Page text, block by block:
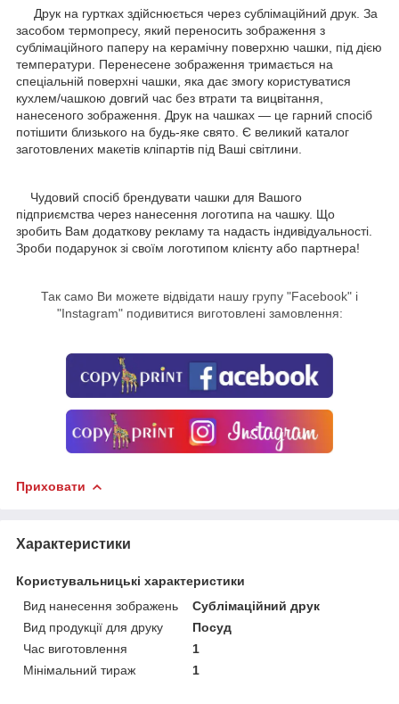
Друк на гуртках здійснюється через сублімаційний друк. За
засобом термопресу, який переносить зображення з
сублімаційного паперу на керамічну поверхню чашки, під дією
температури. Перенесене зображення тримається на
спеціальній поверхні чашки, яка дає змогу користуватися
кухлем/чашкою довгий час без втрати та вицвітання,
нанесеного зображення. Друк на чашках — це гарний спосіб
потішити близького на будь-яке свято. Є великий каталог
заготовлених макетів кліпартів під Ваші світлини.
Чудовий спосіб брендувати чашки для Вашого
підприємства через нанесення логотипа на чашку. Що
зробить Вам додаткову рекламу та надасть індивідуальності.
Зроби подарунок зі своїм логотипом клієнту або партнера!
Так само Ви можете відвідати нашу групу "Facebook" і
"Instagram" подивитися виготовлені замовлення:
Приховати
Характеристики
Користувальницькі характеристики
Вид нанесення зображень
Сублімаційний друк
Вид продукції для друку
Посуд
Час виготовлення
1
Мінімальний тираж
1